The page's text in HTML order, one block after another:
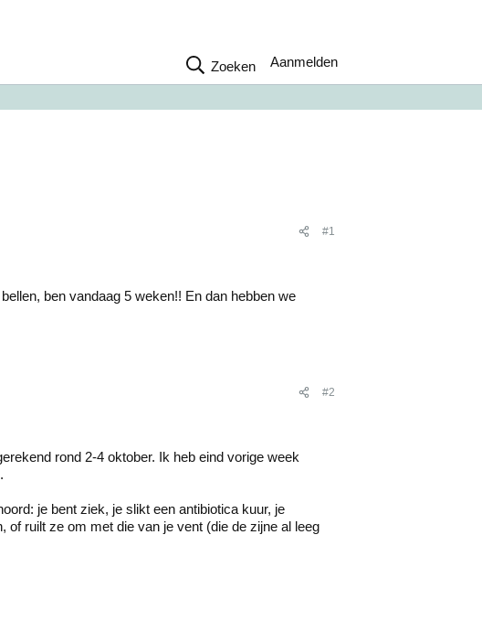
Zoeken Aanmelden
#1
ben vandaag 5 weken!! En dan hebben we
#2
rond 2-4 oktober. Ik heb eind vorige week
je bent ziek, je slikt een antibiotica kuur, je
ruilt ze om met die van je vent (die de zijne al leeg